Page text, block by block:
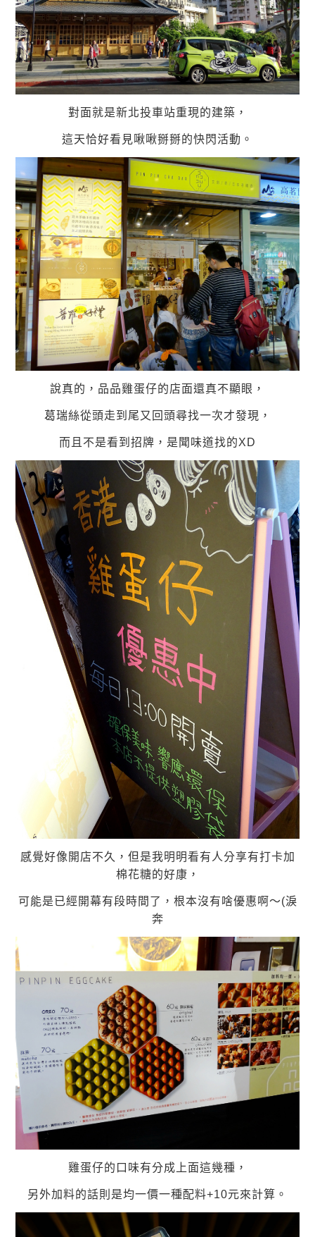
對面就是新北投車站重現的建築，
這天恰好看見啾啾掰掰的快閃活動。
說真的，品品雞蛋仔的店面還真不顯眼，
葛瑞絲從頭走到尾又回頭尋找一次才發現，
而且不是看到招牌，是聞味道找的XD
感覺好像開店不久，但是我明明看有人分享有打卡加
棉花糖的好康，
可能是已經開幕有段時間了， 根本沒有啥優惠啊～(淚
奔
雞蛋仔的口味有分成上面這幾種，
另外加料的話則是均一價一種配料+10元來計算。